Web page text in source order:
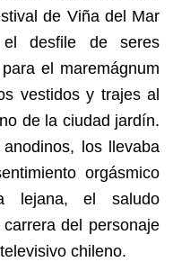
de Viña del Mar
desfile de seres
el maremágnum
vestidos y trajes al
de la ciudad jardín.
los llevaba
orgásmico
lejana, el saludo
del personaje
chileno.